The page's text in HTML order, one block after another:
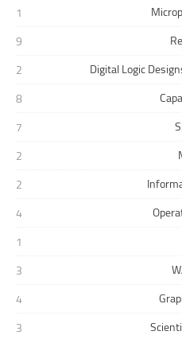
1
9
2
8
7
2
2
4
1
3
4
3